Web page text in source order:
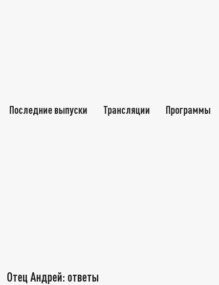
Последние выпуски Трансляции Программы
Отец Андрей: ответы